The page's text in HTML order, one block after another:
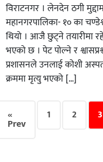
विराटनगर । लेनदेन ठगी
महानगरपालिका- १० का
थियो । आजै छुट्ने तयारीमा
भएको छ । पेट पोल्ने र
प्रशासनले उनलाई कोशी
क्रममा मृत्यु भएको […]
«
Prev
1 2 3